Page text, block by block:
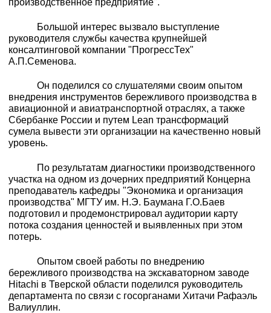
производственное предприятие".
Большой интерес вызвало выступление
руководителя службы качества крупнейшей
консалтинговой компании "ПрогрессТех"
А.П.Семенова.
Он поделился со слушателями своим опытом
внедрения инструментов бережливого производства в
авиационной и авиатранспортной отраслях, а также
Сбербанке России и путем Lean трансформаций
сумела вывести эти организации на качественно новый
уровень.
По результатам диагностики производственного
участка на одном из дочерних предприятий Концерна
преподаватель кафедры "Экономика и организация
производства" МГТУ им. Н.Э. Баумана Г.О.Баев
подготовил и продемонстрировал аудитории карту
потока создания ценностей и выявленных при этом
потерь.
Опытом своей работы по внедрению
бережливого производства на экскаваторном заводе
Hitachi в Тверской области поделился руководитель
департамента по связи с госорганами Хитачи Рафаэль
Валиуллин.